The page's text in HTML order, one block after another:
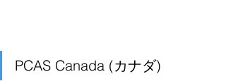
PCAS Canada (カナダ)